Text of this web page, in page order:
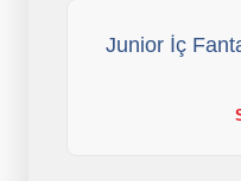
Junior İç